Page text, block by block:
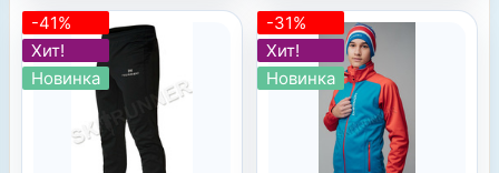
-41%
Хит!
Новинка
-31%
Хит!
Новинка